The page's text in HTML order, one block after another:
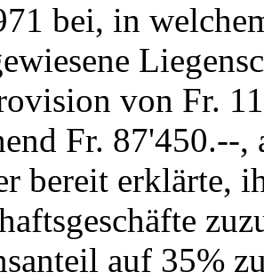
bei, in
von Fr.
Fr. 87'450.--,
bereit erklärte,
auf 35%